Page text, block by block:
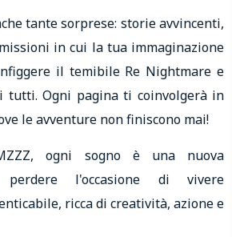
tante sorprese: storie avvincenti,
in cui la tua immaginazione
il temibile Re Nightmare e
tutti. Ogni pagina ti coinvolgerà in
le avventure non finiscono mai!
ogni sogno è una nuova
l'occasione di vivere
ricca di creatività, azione e